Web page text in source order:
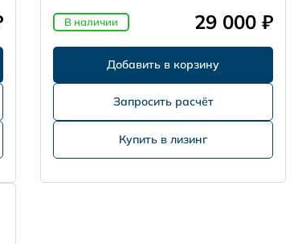
В наличии 29 000 ₽
Запросить расчёт
Купить в лизинг